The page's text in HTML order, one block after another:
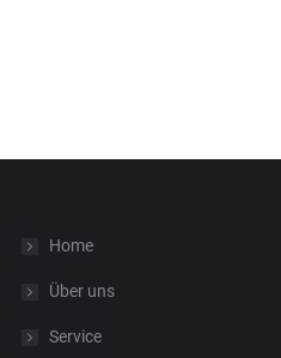
Home
Über uns
Service